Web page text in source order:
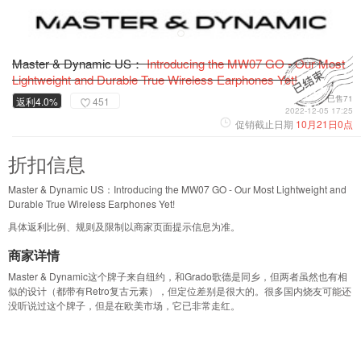
Master & Dynamic US：Introducing the MW07 GO - Our Most
Lightweight and Durable True Wireless Earphones Yet!
返利4.0% 451
已售71
2022-12-05 17:25
促销截止日期 10月21日0点
折扣信息
Master & Dynamic US：Introducing the MW07 GO - Our Most Lightweight and
Durable True Wireless Earphones Yet!
具体返利比例、规则及限制以商家页面提示信息为准。
商家详情
Master & Dynamic这个牌子来自纽约，和Grado歌德是同乡，但两者虽然也有相
似的设计（都带有Retro复古元素），但定位差别是很大的。很多国内烧友可能还
没听说过这个牌子，但是在欧美市场，它已非常走红。